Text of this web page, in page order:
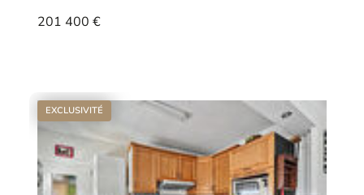
201 400 €
EXCLUSIVITÉ